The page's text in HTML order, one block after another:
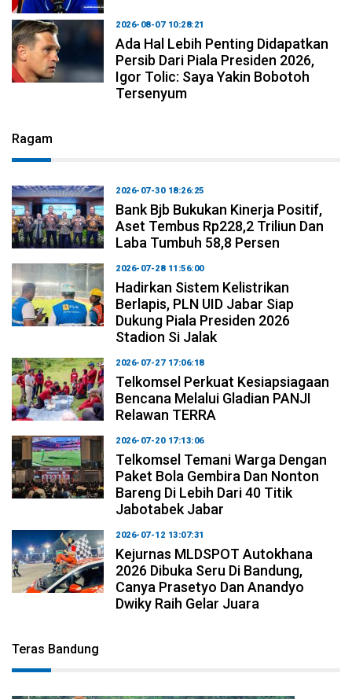
2026-08-07 10:28:21
Ada Hal Lebih Penting Didapatkan
Persib Dari Piala Presiden 2026,
Igor Tolic: Saya Yakin Bobotoh
Tersenyum
Ragam
2026-07-30 18:26:25
Bank Bjb Bukukan Kinerja Positif,
Aset Tembus Rp228,2 Triliun Dan
Laba Tumbuh 58,8 Persen
2026-07-28 11:56:00
Hadirkan Sistem Kelistrikan
Berlapis, PLN UID Jabar Siap
Dukung Piala Presiden 2026
Stadion Si Jalak
2026-07-27 17:06:18
Telkomsel Perkuat Kesiapsiagaan
Bencana Melalui Gladian PANJI
Relawan TERRA
2026-07-20 17:13:06
Telkomsel Temani Warga Dengan
Paket Bola Gembira Dan Nonton
Bareng Di Lebih Dari 40 Titik
Jabotabek Jabar
2026-07-12 13:07:31
Kejurnas MLDSPOT Autokhana
2026 Dibuka Seru Di Bandung,
Canya Prasetyo Dan Anandyo
Dwiky Raih Gelar Juara
Teras Bandung